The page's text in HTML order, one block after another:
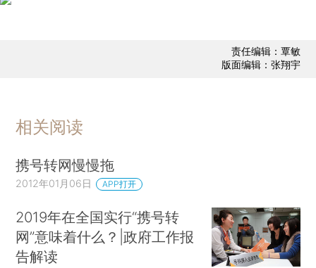
责任编辑：覃敏
版面编辑：张翔宇
相关阅读
携号转网慢慢拖
2012年01月06日 APP打开
2019年在全国实行“携号转
网”意味着什么？|政府工作报
告解读